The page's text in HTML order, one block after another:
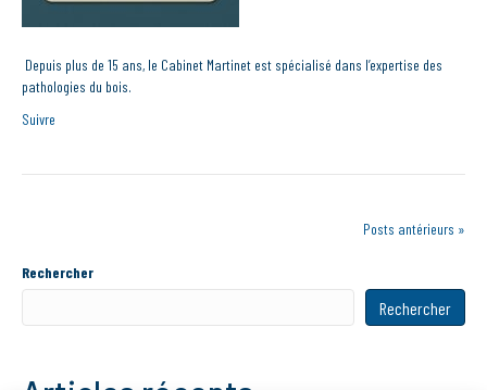
Depuis plus de 15 ans, le Cabinet Martinet est spécialisé dans l’expertise des
pathologies du bois.
Suivre
Posts antérieurs »
Rechercher
Rechercher